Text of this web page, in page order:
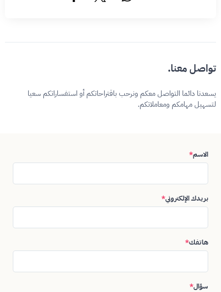
تواصل معنا.
يسعدنا دائما التواصل معكم ونرحب باقتراحاتكم أو استفساراتكم سعيا
لتسهيل مهامكم ومعاملاتكم.
الاسم*
بريدك الإلكتروني*
هاتفك*
سؤال*